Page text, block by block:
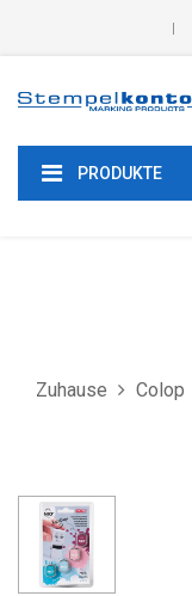
PRODUKTE
Zuhause Colop